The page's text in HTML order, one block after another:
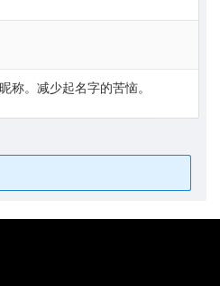
称。减少起名字的苦恼。